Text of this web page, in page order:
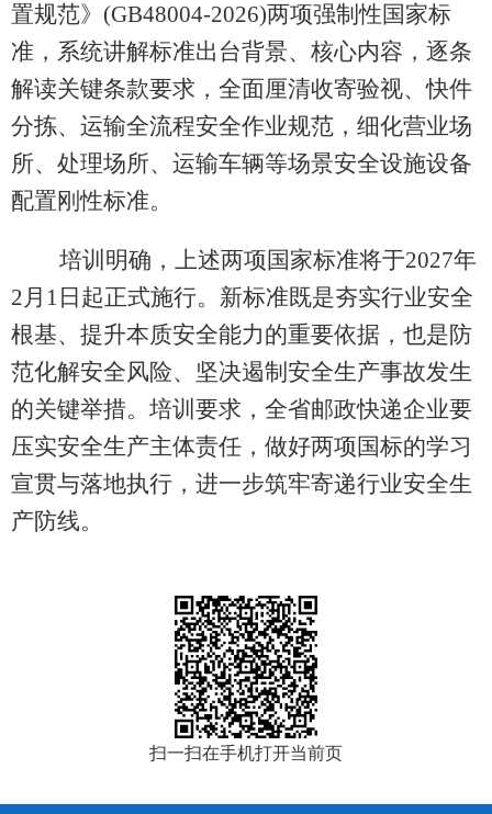
置规范》(GB48004-2026)两项强制性国家标
准，系统讲解标准出台背景、核心内容，逐条
解读关键条款要求，全面厘清收寄验视、快件
分拣、运输全流程安全作业规范，细化营业场
所、处理场所、运输车辆等场景安全设施设备
配置刚性标准。
培训明确，上述两项国家标准将于2027年
2月1日起正式施行。新标准既是夯实行业安全
根基、提升本质安全能力的重要依据，也是防
范化解安全风险、坚决遏制安全生产事故发生
的关键举措。培训要求，全省邮政快递企业要
压实安全生产主体责任，做好两项国标的学习
宣贯与落地执行，进一步筑牢寄递行业安全生
产防线。
扫一扫在手机打开当前页